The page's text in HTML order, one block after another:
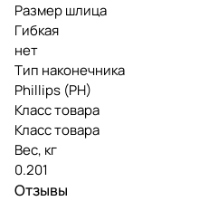
Размер шлица
Гибкая
нет
Тип наконечника
Phillips (PH)
Класс товара
Класс товара
Вес, кг
0.201
Отзывы